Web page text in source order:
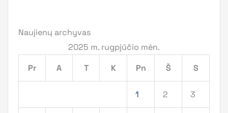
Naujienų archyvas
2025 m. rugpjūčio mėn.
Pr
A T K Pn Š S
1 2 3